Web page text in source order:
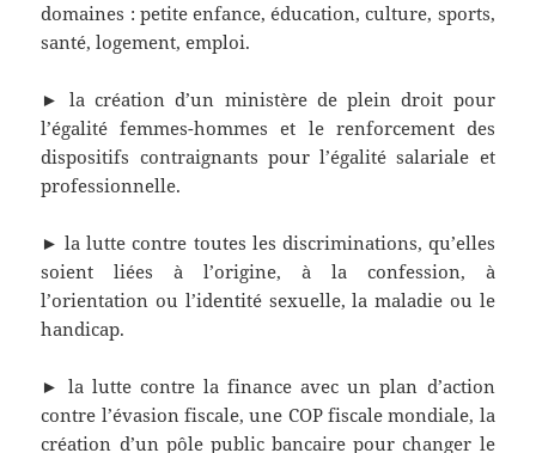
domaines : petite enfance, éducation, culture, sports,
santé, logement, emploi.
► la création d’un ministère de plein droit pour
l’égalité femmes-hommes et le renforcement des
dispositifs contraignants pour l’égalité salariale et
professionnelle.
► la lutte contre toutes les discriminations, qu’elles
soient liées à l’origine, à la confession, à
l’orientation ou l’identité sexuelle, la maladie ou le
handicap.
► la lutte contre la finance avec un plan d’action
contre l’évasion fiscale, une COP fiscale mondiale, la
création d’un pôle public bancaire pour changer le